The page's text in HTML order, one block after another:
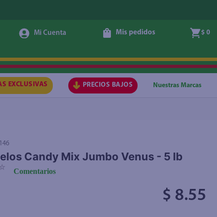
Mis pedidos $ 0
EXCLUSIVAS PRECIOS BAJOS Nuestras Marcas
Candy Mix Jumbo Venus - 5 lb
☆ Comentarios
$ 8.55